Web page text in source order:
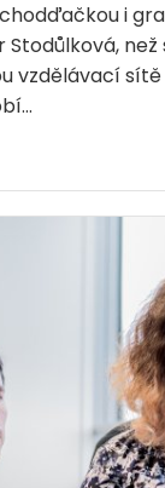
i
Stodůlková, než
vzdělávací sítě